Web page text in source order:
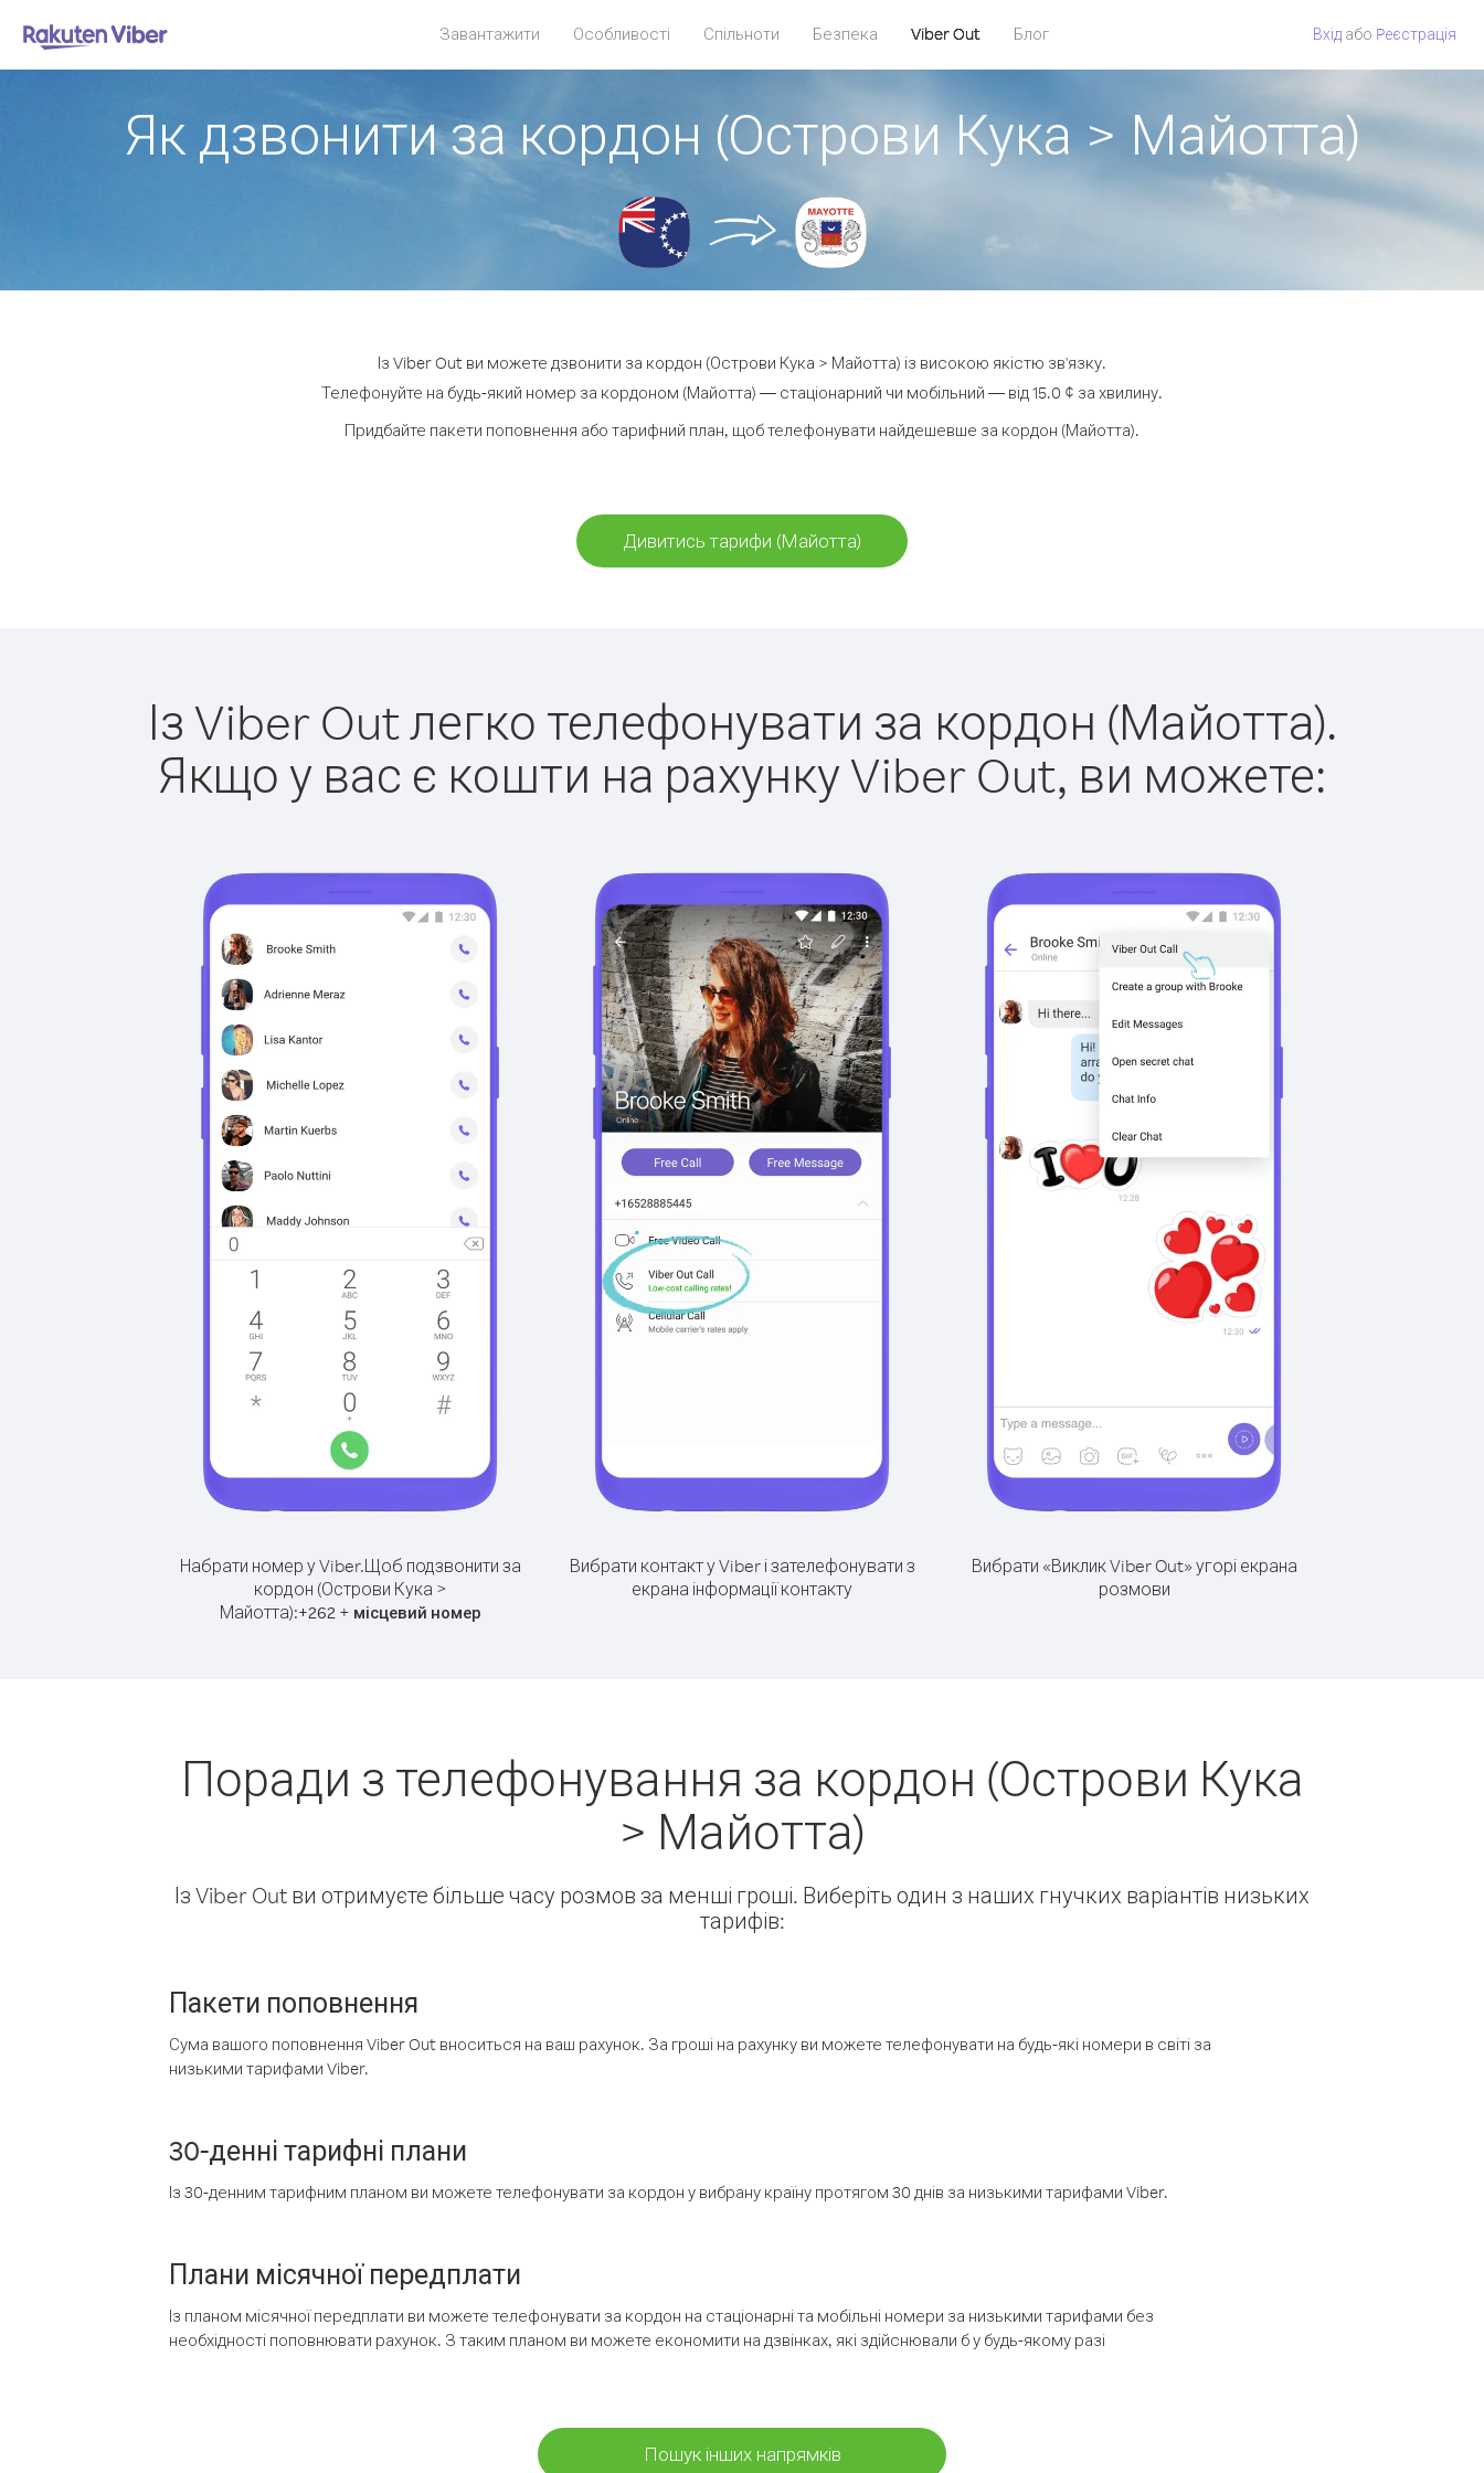
Завантажити Особливості Спільноти Безпека Viber Out Блог Вхід або Pеєстрація
Як дзвонити за кордон (Острови Кука > Майотта)
Із Viber Out ви можете дзвонити за кордон (Острови Кука > Майотта) із високою якістю зв'язку.
Телефонуйте на будь-який номер за кордоном (Майотта) — стаціонарний чи мобільний — від 15.0 ¢ за хвилину.
Придбайте пакети поповнення або тарифний план, щоб телефонувати найдешевше за кордон (Майотта).
Дивитись тарифи (Майотта)
Із Viber Out легко телефонувати за кордон (Майотта).
Якщо у вас є кошти на рахунку Viber Out, ви можете:
Набрати номер у Viber.Щоб подзвонити за
кордон (Острови Кука >
Майотта):+262+ місцевий номер
Вибрати контакт у Viber і зателефонувати з
екрана інформації контакту
Вибрати «Виклик Viber Out» угорі екрана
розмови
Поради з телефонування за кордон (Острови Кука
> Майотта)
Із Viber Out ви отримуєте більше часу розмов за менші гроші. Виберіть один з наших гнучких варіантів низьких
тарифів:
Пакети поповнення
Сума вашого поповнення Viber Out вноситься на ваш рахунок. За гроші на рахунку ви можете телефонувати на будь-які номери в світі за
низькими тарифами Viber.
30-денні тарифні плани
Із 30-денним тарифним планом ви можете телефонувати за кордон у вибрану країну протягом 30 днів за низькими тарифами Viber.
Плани місячної передплати
Із планом місячної передплати ви можете телефонувати за кордон на стаціонарні та мобільні номери за низькими тарифами без
необхідності поповнювати рахунок. З таким планом ви можете економити на дзвінках, які здійснювали б у будь-якому разі
Пошук інших напрямків